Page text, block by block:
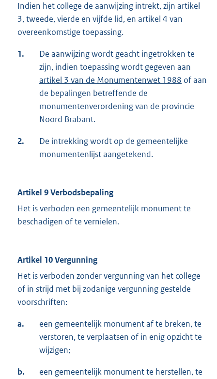
k
n
Indien het college de aanwijzing intrekt, zijn artikel
3, tweede, vierde en vijfde lid, en artikel 4 van
overeenkomstige toepassing.
1.
De aanwijzing wordt geacht ingetrokken te
zijn, indien toepassing wordt gegeven aan
artikel 3 van de Monumentenwet 1988 of aan
de bepalingen betreffende de
monumentenverordening van de provincie
Noord Brabant.
2.
De intrekking wordt op de gemeentelijke
monumentenlijst aangetekend.
Artikel 9 Verbodsbepaling
Het is verboden een gemeentelijk monument te
beschadigen of te vernielen.
Artikel 10 Vergunning
Het is verboden zonder vergunning van het college
of in strijd met bij zodanige vergunning gestelde
voorschriften:
a.
een gemeentelijk monument af te breken, te
verstoren, te verplaatsen of in enig opzicht te
wijzigen;
b.
een gemeentelijk monument te herstellen, te